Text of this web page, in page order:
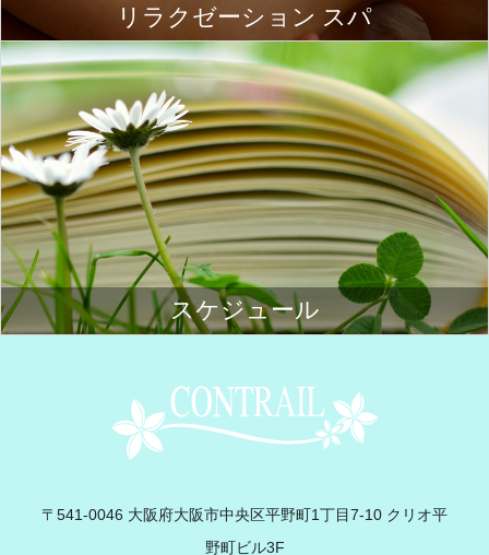
リラクゼーション スパ
スケジュール
〒541-0046 大阪府大阪市中央区平野町1丁目7-10 クリオ平
野町ビル3F